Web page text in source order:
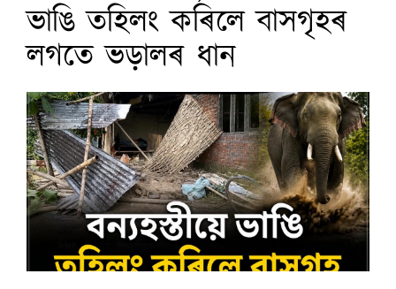
ভাঙি তহিলং কৰিলে বাসগৃহৰ
লগতে ভড়ালৰ ধান